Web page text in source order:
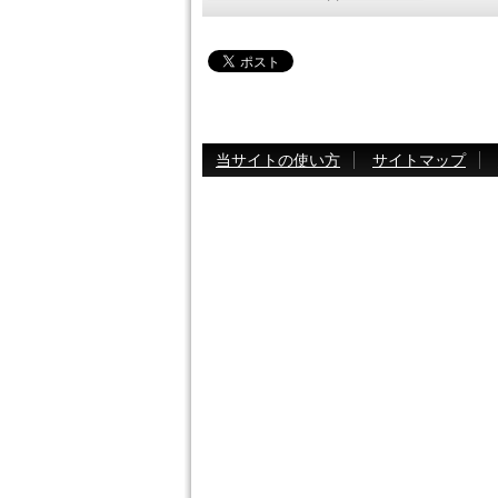
当サイトの使い方 サイトマップ